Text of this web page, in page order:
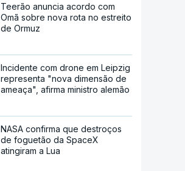
Teerão anuncia acordo com
Omã sobre nova rota no estreito
de Ormuz
Incidente com drone em Leipzig
representa "nova dimensão de
ameaça", afirma ministro alemão
NASA confirma que destroços
de foguetão da SpaceX
atingiram a Lua